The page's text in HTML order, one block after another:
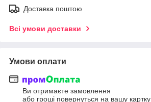
Доставка поштою
Всі умови доставки
Умови оплати
Ви отримаєте замовлення
або гроші повернуться на вашу картку